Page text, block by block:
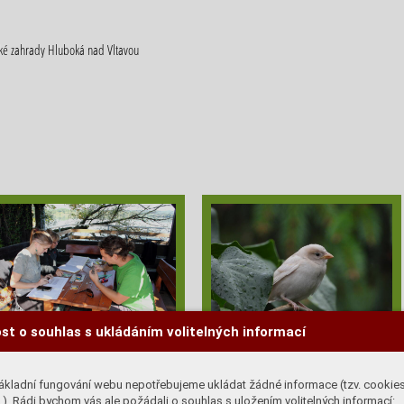
o souhlas s ukládáním volitelných informací
fungování webu nepotřebujeme ukládat žádné informace (tzv.
Rádi bychom vás ale požádali o souhlas s uložením volitelných informací:
zahrady Hluboká nad Vltavou
V ZOO HLUBOKÁ MÁ ZA CÍL
PROJEKTU "VRABCI V ZOO